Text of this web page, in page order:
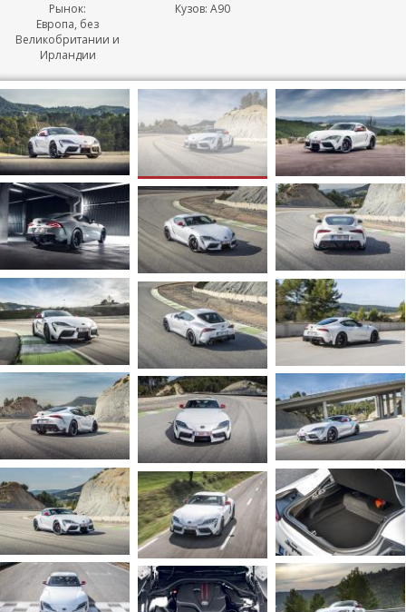
Рынок:
Европа, без
Великобритании и
Ирландии
Кузов: A90